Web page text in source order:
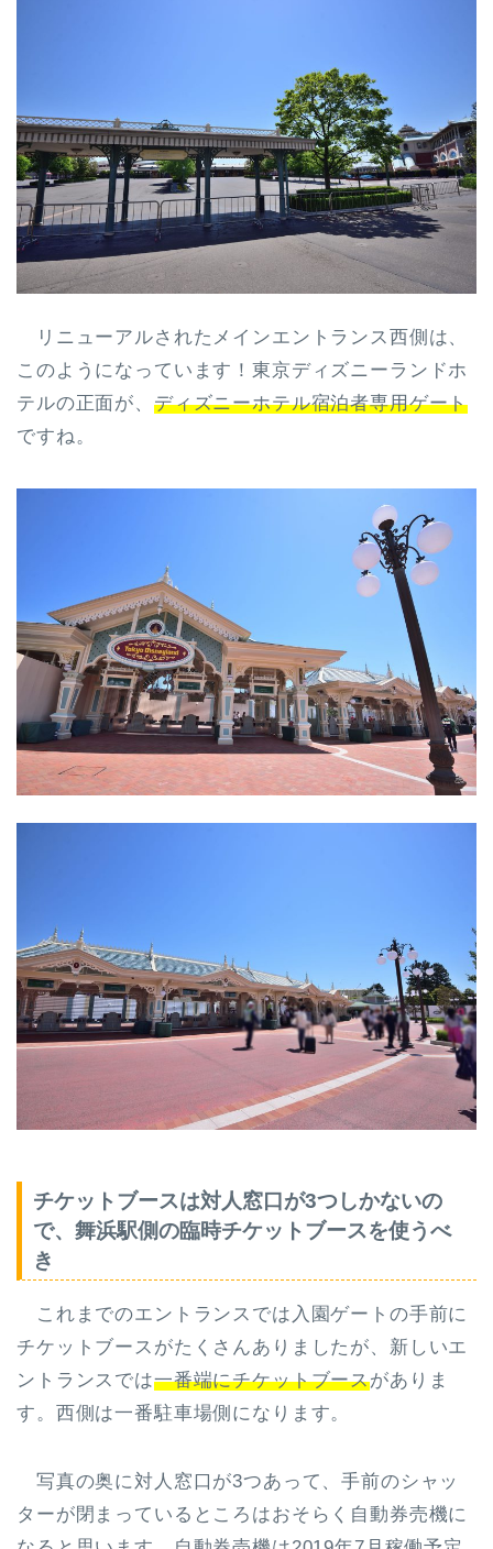
リニューアルされたメインエントランス西側は、
このようになっています！東京ディズニーランドホ
テルの正面が、 ディズニーホテル宿泊者専用ゲート
ですね。
チケットブースは対人窓口が3つしかないの
で、舞浜駅側の臨時チケットブースを使うべ
き
これまでのエントランスでは入園ゲートの手前に
チケットブースがたくさんありましたが、新しいエ
ントランスでは一番端にチケットブースがありま
す。西側は一番駐車場側になります。
写真の奥に対人窓口が3つあって、手前のシャッ
ターが閉まっているところはおそらく自動券売機に